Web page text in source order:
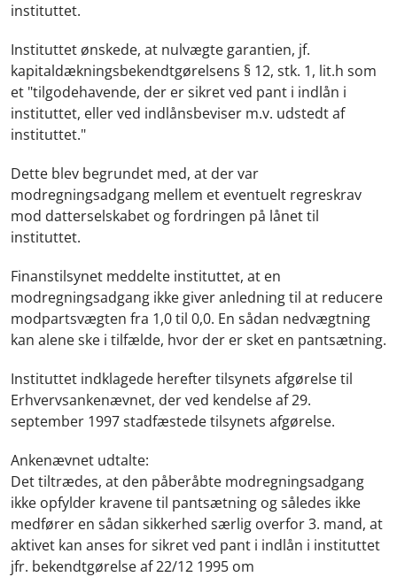
instituttet.
Instituttet ønskede, at nulvægte garantien, jf.
kapitaldækningsbekendtgørelsens § 12, stk. 1, lit.h som
et "tilgodehavende, der er sikret ved pant i indlån i
instituttet, eller ved indlånsbeviser m.v. udstedt af
instituttet."
Dette blev begrundet med, at der var
modregningsadgang mellem et eventuelt regreskrav
mod datterselskabet og fordringen på lånet til
instituttet.
Finanstilsynet meddelte instituttet, at en
modregningsadgang ikke giver anledning til at reducere
modpartsvægten fra 1,0 til 0,0. En sådan nedvægtning
kan alene ske i tilfælde, hvor der er sket en pantsætning.
Instituttet indklagede herefter tilsynets afgørelse til
Erhvervsankenævnet, der ved kendelse af 29.
september 1997 stadfæstede tilsynets afgørelse.
Ankenævnet udtalte:
Det tiltrædes, at den påberåbte modregningsadgang
ikke opfylder kravene til pantsætning og således ikke
medfører en sådan sikkerhed særlig overfor 3. mand, at
aktivet kan anses for sikret ved pant i indlån i instituttet
jfr. bekendtgørelse af 22/12 1995 om